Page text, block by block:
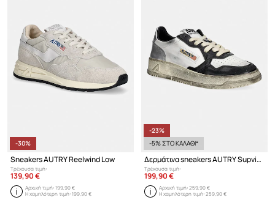
-30%
Sneakers AUTRY Reelwind Low
Τρέχουσα τιμή:
139,90 €
Αρχική τιμή:199,90 €
Η χαμηλότερη τιμή:199,90 €
-23%
-5% ΣΤΟ ΚΑΛΑΘΙ*
Δερμάτινα sneakers AUTRY Supvint Low
Τρέχουσα τιμή:
199,90 €
Αρχική τιμή:259,90 €
Η χαμηλότερη τιμή:259,90 €